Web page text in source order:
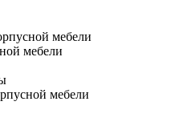
мебели
мебели
мебели